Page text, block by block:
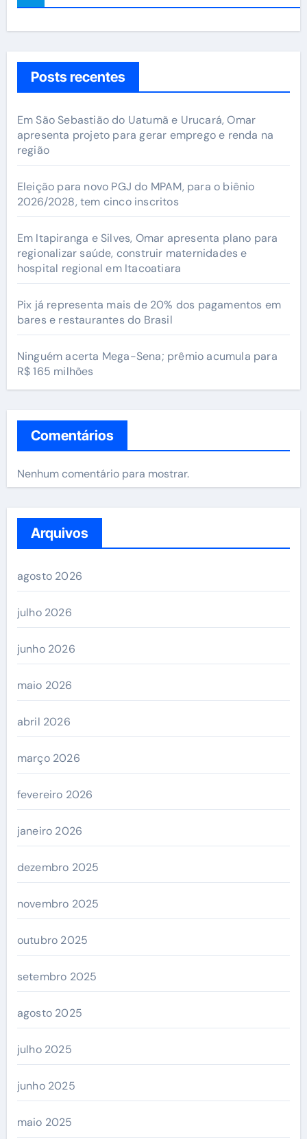
Posts recentes
Em São Sebastião do Uatumã e Urucará, Omar
apresenta projeto para gerar emprego e renda na
região
Eleição para novo PGJ do MPAM, para o biênio
2026/2028, tem cinco inscritos
Em Itapiranga e Silves, Omar apresenta plano para
regionalizar saúde, construir maternidades e
hospital regional em Itacoatiara
Pix já representa mais de 20% dos pagamentos em
bares e restaurantes do Brasil
Ninguém acerta Mega-Sena; prêmio acumula para
R$ 165 milhões
Comentários
Nenhum comentário para mostrar.
Arquivos
agosto 2026
julho 2026
junho 2026
maio 2026
abril 2026
março 2026
fevereiro 2026
janeiro 2026
dezembro 2025
novembro 2025
outubro 2025
setembro 2025
agosto 2025
julho 2025
junho 2025
maio 2025